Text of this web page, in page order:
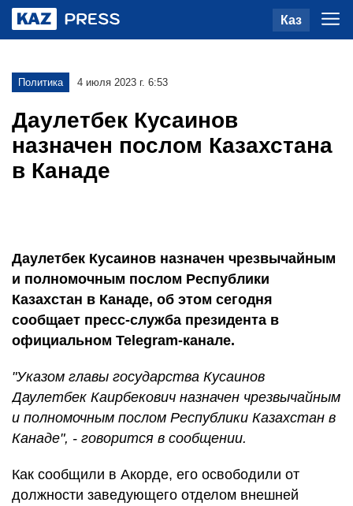
Каз
Политика 4 июля 2023 г. 6:53
Даулетбек Кусаинов
назначен послом Казахстана
в Канаде
Даулетбек Кусаинов назначен чрезвычайным
и полномочным послом Республики
Казахстан в Канаде, об этом сегодня
сообщает пресс-служба президента в
официальном Telegram-канале.
"Указом главы государства Кусаинов
Даулетбек Каирбекович назначен чрезвычайным
и полномочным послом Республики Казахстан в
Канаде", - говорится в сообщении.
Как сообщили в Акорде, его освободили от
должности заведующего отделом внешней